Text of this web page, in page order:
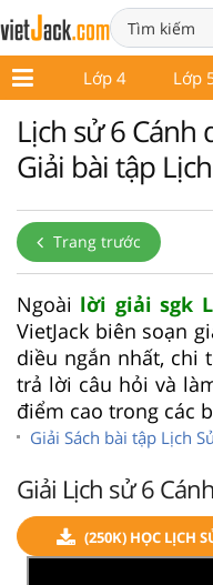
3 Lớp 4 Lớp
Lịch sử 6 Cánh
Giải bài tập
Trang trước
Ngoài lời giải sgk
VietJack biên soạn
diều ngắn nhất, chi
trả lời câu hỏi và
điểm cao trong các
Giải Sách bài tập Lịch
Giải Lịch sử 6
(250K) HỌC LỊCH